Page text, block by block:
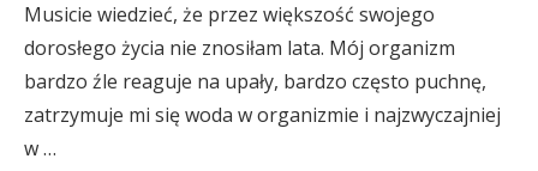
Musicie wiedzieć, że przez większość swojego
dorosłego życia nie znosiłam lata. Mój organizm
bardzo źle reaguje na upały, bardzo często puchnę,
zatrzymuje mi się woda w organizmie i najzwyczajniej
w …